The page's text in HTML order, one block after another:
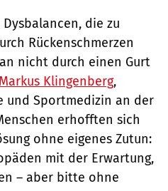
die zu
Rückenschmerzen
nicht durch einen Gurt
Klingenberg,
und Sportmedizin an der
erhofften sich
ohne eigenes Zutun:
mit der Erwartung,
– aber bitte ohne